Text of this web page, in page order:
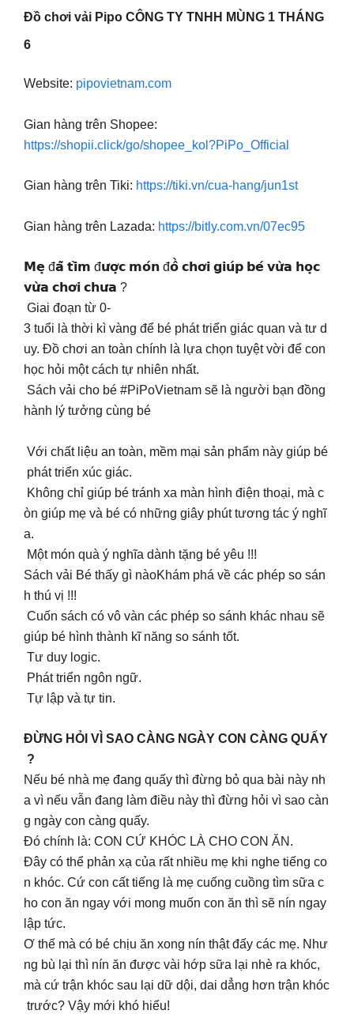
Đồ chơi vải Pipo CÔNG TY TNHH MÙNG 1 THÁNG
6
Website: pipovietnam.com
Gian hàng trên Shopee:
https://shopii.click/go/shopee_kol?PiPo_Official
Gian hàng trên Tiki: https://tiki.vn/cua-hang/jun1st
Gian hàng trên Lazada: https://bitly.com.vn/07ec95
𝗠𝗲̣ đ𝗮̃ 𝘁𝗶̀𝗺 đ𝘂̛𝗼̛̣𝗰 𝗺𝗼́𝗻 đ𝗼̂̀ 𝗰𝗵𝗼̛𝗶 𝗴𝗶𝘂́𝗽 𝗯𝗲́ 𝘃𝘂̛̀𝗮 𝗵𝗼̣𝗰
𝘃𝘂̛̀𝗮 𝗰𝗵𝗼̛𝗶 𝗰𝗵𝘂̛𝗮 ?
️ Giai đoạn từ 0-
3 tuổi là thời kì vàng để bé phát triển giác quan và tư d
uy. Đồ chơi an toàn chính là lựa chọn tuyệt vời để con
học hỏi một cách tự nhiên nhất.
Sách vải cho bé #PiPoVietnam sẽ là người bạn đồng
hành lý tưởng cùng bé
Với chất liệu an toàn, mềm mại sản phẩm này giúp bé
phát triển xúc giác.
Không chỉ giúp bé tránh xa màn hình điện thoại, mà c
òn giúp mẹ và bé có những giây phút tương tác ý nghĩ
a.
Một món quà ý nghĩa dành tặng bé yêu !!!
Sách vải Bé thấy gì nàoKhám phá về các phép so sán
h thú vị !!!
Cuốn sách có vô vàn các phép so sánh khác nhau sẽ
giúp bé hình thành kĩ năng so sánh tốt.
Tư duy logic.
Phát triển ngôn ngữ.
Tự lập và tự tin.
ĐỪNG HỎI VÌ SAO CÀNG NGÀY CON CÀNG QUẤY
?
Nếu bé nhà mẹ đang quấy thì đừng bỏ qua bài này nh
a vì nếu vẫn đang làm điều này thì đừng hỏi vì sao càn
g ngày con càng quấy.
Đó chính là: CON CỨ KHÓC LÀ CHO CON ĂN.
Đây có thể phản xạ của rất nhiều mẹ khi nghe tiếng co
n khóc. Cứ con cất tiếng là mẹ cuống cuồng tìm sữa c
ho con ăn ngay với mong muốn con ăn thì sẽ nín ngay
lập tức.
Ơ thế mà có bé chịu ăn xong nín thật đấy các mẹ. Như
ng bù lại thì nín ăn được vài hớp sữa lại nhè ra khóc,
mà cứ trận khóc sau lại dữ dội, dai dẳng hơn trận khóc
trước? Vậy mới khó hiểu!